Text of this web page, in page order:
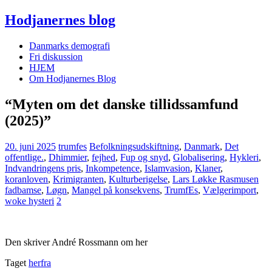
Hodjanernes blog
Danmarks demografi
Fri diskussion
HJEM
Om Hodjanernes Blog
“Myten om det danske tillidssamfund
(2025)”
20. juni 2025 trumfes Befolkningsudskiftning, Danmark, Det
offentlige., Dhimmier, fejhed, Fup og snyd, Globalisering, Hykleri,
Indvandringens pris, Inkompetence, Islamvasion, Klaner,
koranloven, Krimigranten, Kulturberigelse, Lars Løkke Rasmusen
fadbamse, Løgn, Mangel på konsekvens, TrumfEs, Vælgerimport,
woke hysteri 2
Den skriver André Rossmann om her
Taget herfra